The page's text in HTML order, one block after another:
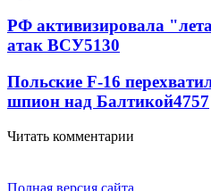
РФ активизировала
атак ВСУ5130
Польские F-16
шпион над Балтикой4757
Читать комментарии
Полная версия сайта